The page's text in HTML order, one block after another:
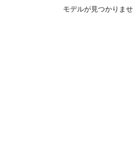
モデルが見つかりま